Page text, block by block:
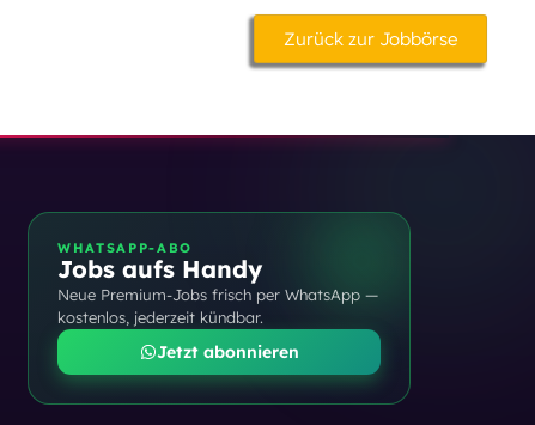
Zurück zur Jobbörse
WHATSAPP-ABO
Jobs aufs Handy
Neue Premium-Jobs frisch per WhatsApp —
kostenlos, jederzeit kündbar.
Jetzt abonnieren